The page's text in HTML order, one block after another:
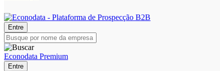
Entre
Econodata Premium
Entre